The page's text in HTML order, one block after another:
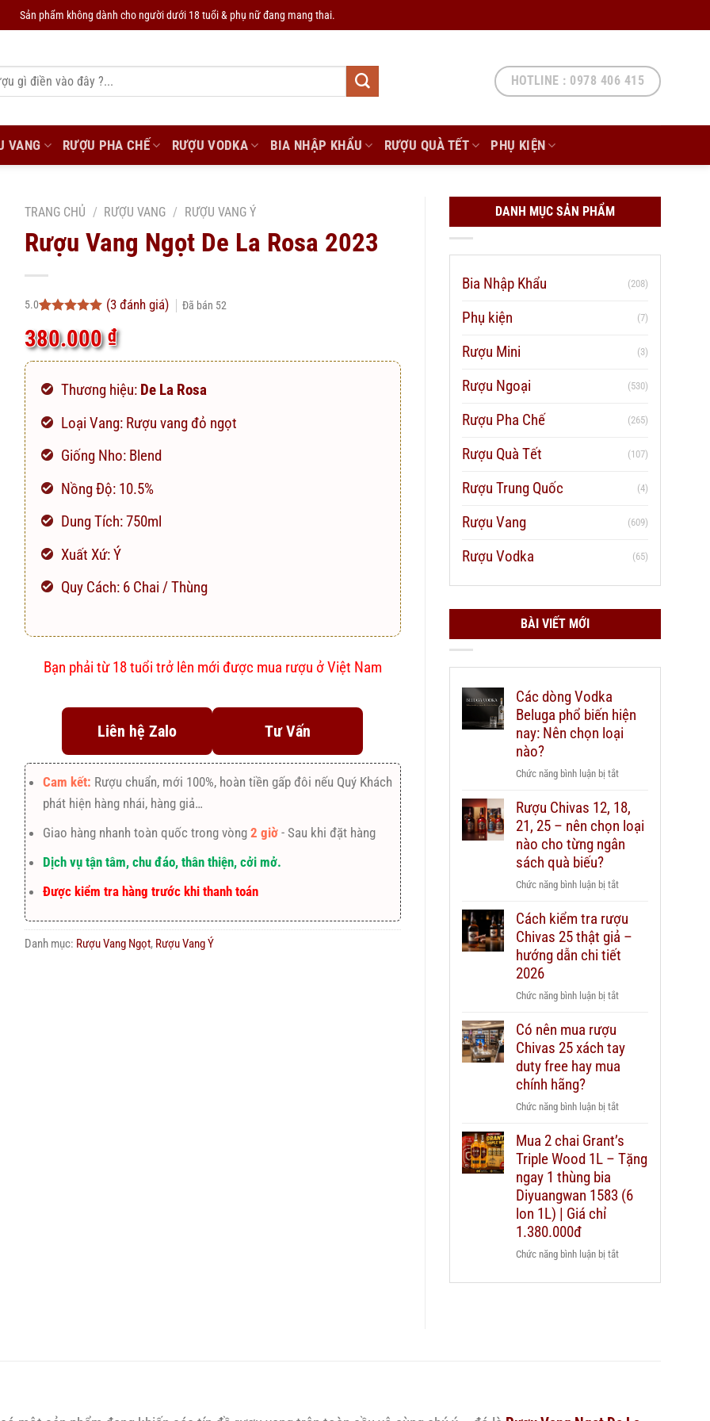
Sản phẩm không dành cho người dưới 18 tuổi & phụ nữ đang mang thai.
HOTLINE : 0978 406 415
VANG RƯỢU PHA CHẾ RƯỢU VODKA BIA NHẬP KHẨU RƯỢU QUÀ TẾT PHỤ KIỆN
TRANG CHỦ / RƯỢU VANG / RƯỢU VANG Ý
Rượu Vang Ngọt De La Rosa 2023
5.0
dựa trên
đánh giá
(3đánh giá) Đã bán 52
380.000₫
Thương hiệu: De La Rosa
Loại Vang: Rượu vang đỏ ngọt
Giống Nho: Blend
Nồng Độ: 10.5%
Dung Tích: 750ml
Xuất Xứ: Ý
Quy Cách: 6 Chai / Thùng
Bạn phải từ 18 tuổi trở lên mới được mua rượu ở Việt Nam
Liên hệ Zalo Tư Vấn
Cam kết: Rượu chuẩn, mới 100%, hoàn tiền gấp đôi nếu Quý Khách
phát hiện hàng nhái, hàng giả…
Giao hàng nhanh toàn quốc trong vòng 2 giờ- Sau khi đặt hàng
Dịch vụ tận tâm, chu đáo, thân thiện, cởi mở.
Được kiểm tra hàng trước khi thanh toán
Danh mục: Rượu Vang Ngọt, Rượu Vang Ý
DANH MỤC SẢN PHẨM
Bia Nhập Khẩu (208)
Phụ kiện (7)
Rượu Mini (3)
Rượu Ngoại (530)
Rượu Pha Chế (265)
Rượu Quà Tết (107)
Rượu Trung Quốc (4)
Rượu Vang (609)
Rượu Vodka (65)
BÀI VIẾT MỚI
Các dòng Vodka
Beluga phổ biến hiện
nay: Nên chọn loại
nào?
Chức năng bình luận bị tắtở
dòng
Vodka
Beluga
hiện
Nên
chọn
loại
Rượu Chivas 12, 18,
21, 25 – nên chọn loại
nào cho từng ngân
sách quà biếu?
Chức năng bình luận bị tắtở
Chivas
12,
18,
–
loại
nào
quà
biếu?
Cách kiểm tra rượu
Chivas 25 thật giả –
hướng dẫn chi tiết
2026
Chức năng bình luận bị tắtở
tra
rượu
thật
–
hướng
chi
Có nên mua rượu
Chivas 25 xách tay
duty free hay mua
chính hãng?
Chức năng bình luận bị tắtở
nên
mua
Chivas
25
duty
Mua 2 chai Grant’s
Triple Wood 1L – Tặng
ngay 1 thùng bia
Diyuangwan 1583 (6
lon 1L) | Giá chỉ
1.380.000đ
Chức năng bình luận bị tắtở
2